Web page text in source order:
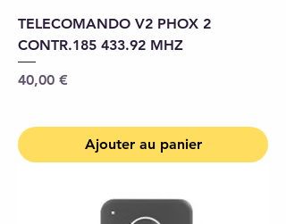
TELECOMANDO V2 PHOX 2
CONTR.185 433.92 MHZ
Prix
40,00 €
Ajouter au panier